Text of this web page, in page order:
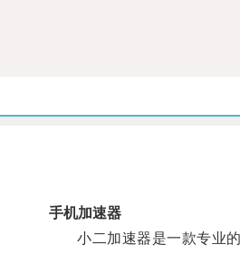
手机加速器
小二加速器是一款专业的